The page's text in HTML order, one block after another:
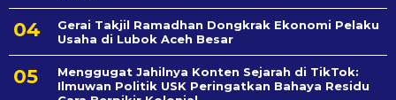
Gerai Takjil Ramadhan Dongkrak Ekonomi Pelaku
Usaha di Lubok Aceh Besar
Menggugat Jahilnya Konten Sejarah di TikTok:
Ilmuwan Politik USK Peringatkan Bahaya Residu